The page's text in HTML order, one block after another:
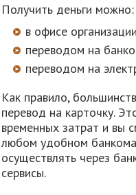
Получить деньги можно:
в офисе
переводом на
переводом на
Как правило,
перевод на карточку.
временных затрат и вы
любом удобном
осуществлять через
сервисы.